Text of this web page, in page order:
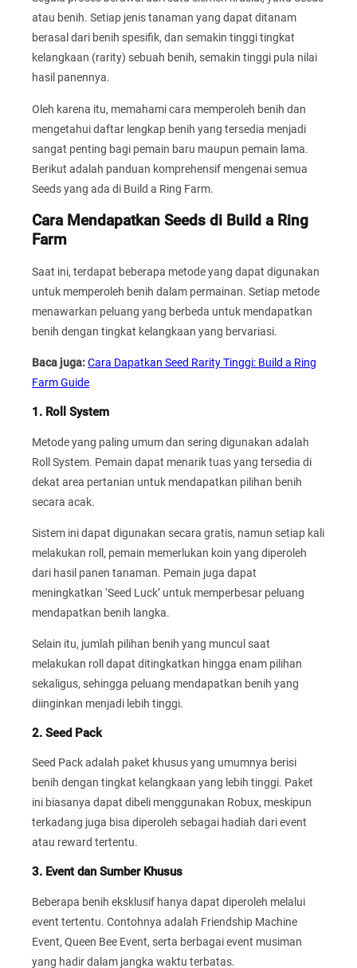
atau benih. Setiap jenis tanaman yang dapat ditanam
berasal dari benih spesifik, dan semakin tinggi tingkat
kelangkaan (rarity) sebuah benih, semakin tinggi pula nilai
hasil panennya.
Oleh karena itu, memahami cara memperoleh benih dan
mengetahui daftar lengkap benih yang tersedia menjadi
sangat penting bagi pemain baru maupun pemain lama.
Berikut adalah panduan komprehensif mengenai semua
Seeds yang ada di Build a Ring Farm.
Cara Mendapatkan Seeds di Build a Ring
Farm
Saat ini, terdapat beberapa metode yang dapat digunakan
untuk memperoleh benih dalam permainan. Setiap metode
menawarkan peluang yang berbeda untuk mendapatkan
benih dengan tingkat kelangkaan yang bervariasi.
Baca juga:Cara Dapatkan Seed Rarity Tinggi: Build a Ring
Farm Guide
1. Roll System
Metode yang paling umum dan sering digunakan adalah
Roll System. Pemain dapat menarik tuas yang tersedia di
dekat area pertanian untuk mendapatkan pilihan benih
secara acak.
Sistem ini dapat digunakan secara gratis, namun setiap kali
melakukan roll, pemain memerlukan koin yang diperoleh
dari hasil panen tanaman. Pemain juga dapat
meningkatkan ‘Seed Luck’ untuk memperbesar peluang
mendapatkan benih langka.
Selain itu, jumlah pilihan benih yang muncul saat
melakukan roll dapat ditingkatkan hingga enam pilihan
sekaligus, sehingga peluang mendapatkan benih yang
diinginkan menjadi lebih tinggi.
2. Seed Pack
Seed Pack adalah paket khusus yang umumnya berisi
benih dengan tingkat kelangkaan yang lebih tinggi. Paket
ini biasanya dapat dibeli menggunakan Robux, meskipun
terkadang juga bisa diperoleh sebagai hadiah dari event
atau reward tertentu.
3. Event dan Sumber Khusus
Beberapa benih eksklusif hanya dapat diperoleh melalui
event tertentu. Contohnya adalah Friendship Machine
Event, Queen Bee Event, serta berbagai event musiman
yang hadir dalam jangka waktu terbatas.